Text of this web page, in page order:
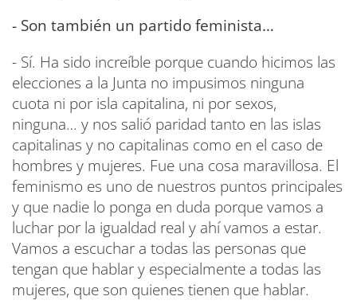
- Son también un partido feminista…
- Sí. Ha sido increíble porque cuando hicimos las
elecciones a la Junta no impusimos ninguna
cuota ni por isla capitalina, ni por sexos,
ninguna… y nos salió paridad tanto en las islas
capitalinas y no capitalinas como en el caso de
hombres y mujeres. Fue una cosa maravillosa. El
feminismo es uno de nuestros puntos principales
y que nadie lo ponga en duda porque vamos a
luchar por la igualdad real y ahí vamos a estar.
Vamos a escuchar a todas las personas que
tengan que hablar y especialmente a todas las
mujeres, que son quienes tienen que hablar.